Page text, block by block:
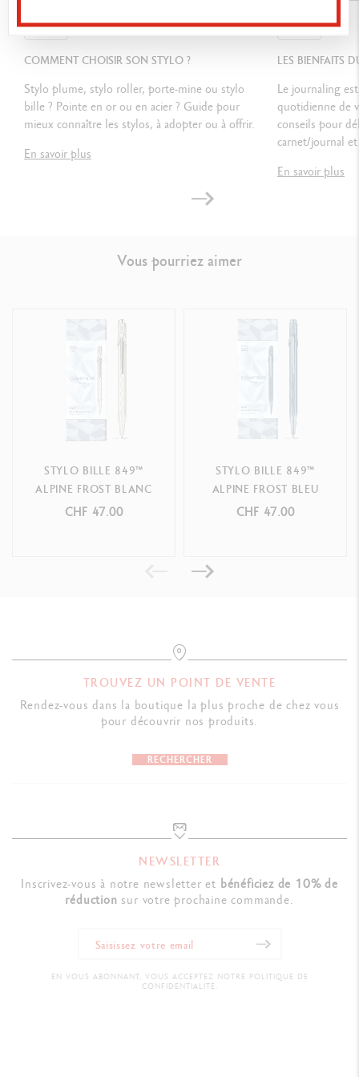
Poids : 0.088 kg
NORMES LÉGALES
Swiss Made
RÉFÉRENCE DU PRODUIT
GUIDE
COMMENT CHOISIR SON STYLO ?
Stylo plume, stylo roller, porte-mine ou stylo
bille ? Pointe en or ou en acier ? Guide pour
mieux connaître les stylos, à adopter ou à offrir.
En savoir plus
GUIDE
LES BIENFAITS
Le journaling
quotidienne de
conseils pour
carnet/journal
En savoir plus
Vous pourriez aimer
STYLO BILLE 849™
ALPINE FROST BLANC
CHF 47.00
STYLO BILLE 849™
ALPINE FROST BLEU
CHF 47.00
TROUVEZ UN POINT DE VENTE
Rendez-vous dans la boutique la plus proche de chez vous
pour découvrir nos produits.
RECHERCHER
NEWSLETTER
Inscrivez-vous à notre newsletter et bénéficiez de 10% de
réduction sur votre prochaine commande.
EN VOUS ABONNANT, VOUS ACCEPTEZ NOTRE POLITIQUE DE
CONFIDENTIALITÉ.